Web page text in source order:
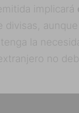
implicará
divisas,
la
no